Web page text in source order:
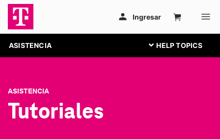
ASISTENCIA
ASISTENCIA
Tutoriales